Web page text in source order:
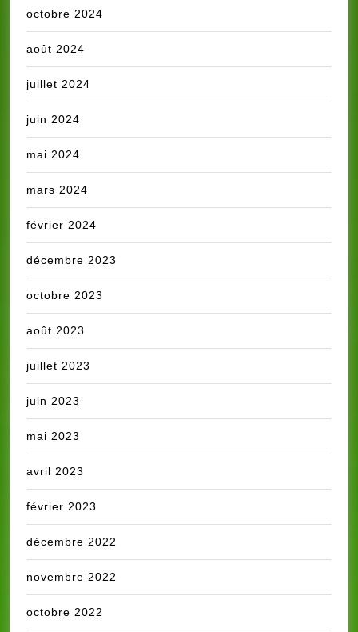
octobre 2024
août 2024
juillet 2024
juin 2024
mai 2024
mars 2024
février 2024
décembre 2023
octobre 2023
août 2023
juillet 2023
juin 2023
mai 2023
avril 2023
février 2023
décembre 2022
novembre 2022
octobre 2022